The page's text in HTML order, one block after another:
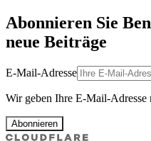
Abonnieren Sie
neue Beiträge
E-Mail-Adresse
Wir geben Ihre E-Mail-Adresse
Abonnieren